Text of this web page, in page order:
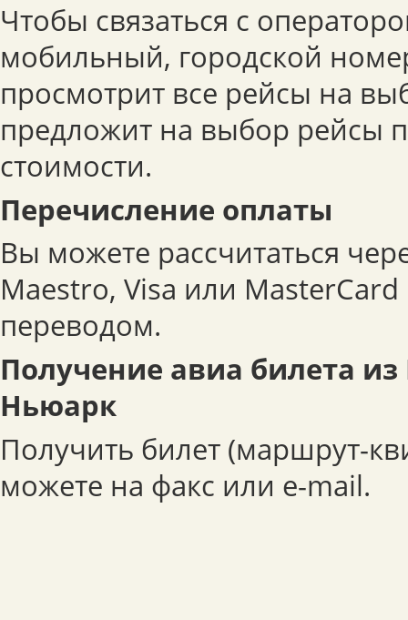
Чтобы связаться с
мобильный, городской
просмотрит все рейсы на
предложит на выбор рейсы
стоимости.
Перечисление оплаты
Вы можете рассчитаться
Maestro, Visa или
переводом.
Получение авиа билета
Ньюарк
Получить билет (маршрут-
можете на факс или e-mail.